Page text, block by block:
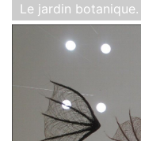
Le jardin botanique.